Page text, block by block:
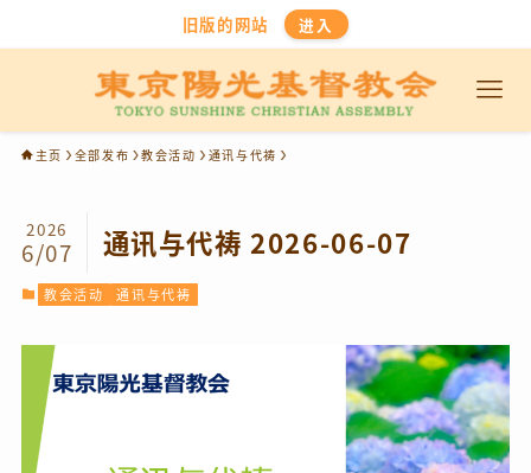
旧版的网站 进入
主页 全部发布 教会活动 通讯与代祷
通讯与代祷 2026-06-07
2026
6/07
教会活动 通讯与代祷